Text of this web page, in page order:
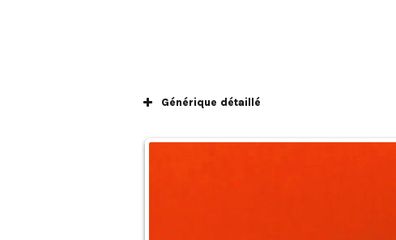
Générique détaillé